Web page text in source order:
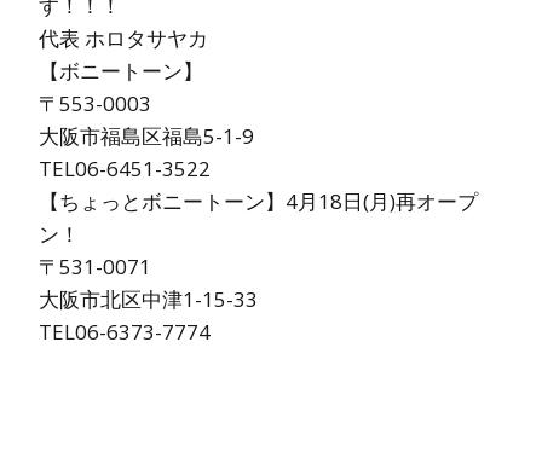
代表 ホロタサヤカ
【ボニートーン】
〒553-0003
大阪市福島区福島5-1-9
TEL06-6451-3522
【ちょっとボニートーン】4月18日(月)再オープ
ン！
〒531-0071
大阪市北区中津1-15-33
TEL06-6373-7774